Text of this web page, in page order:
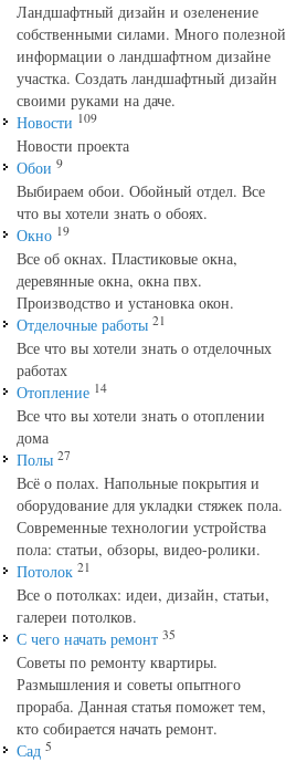
Ландшафтный дизайн и озеленение
собственными силами. Много полезной
информации о ландшафтном дизайне
участка. Создать ландшафтный дизайн
своими руками на даче.
Новости 109
Новости проекта
Обои 9
Выбираем обои. Обойный отдел. Все
что вы хотели знать о обоях.
Окно 19
Все об окнах. Пластиковые окна,
деревянные окна, окна пвх.
Производство и установка окон.
Отделочные работы 21
Все что вы хотели знать о отделочных
работах
Отопление 14
Все что вы хотели знать о отоплении
дома
Полы 27
Всё о полах. Напольные покрытия и
оборудование для укладки стяжек пола.
Современные технологии устройства
пола: статьи, обзоры, видео-ролики.
Потолок 21
Все о потолках: идеи, дизайн, статьи,
галереи потолков.
С чего начать ремонт 35
Советы по ремонту квартиры.
Размышления и советы опытного
прораба. Данная статья поможет тем,
кто собирается начать ремонт.
Сад 5